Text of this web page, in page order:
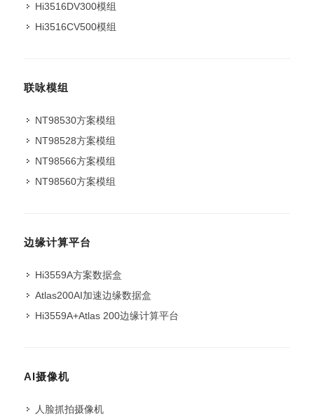
Hi3516DV300模组
Hi3516CV500模组
联咏模组
NT98530方案模组
NT98528方案模组
NT98566方案模组
NT98560方案模组
边缘计算平台
Hi3559A方案数据盒
Atlas200AI加速边缘数据盒
Hi3559A+Atlas 200边缘计算平台
AI摄像机
人脸抓拍摄像机